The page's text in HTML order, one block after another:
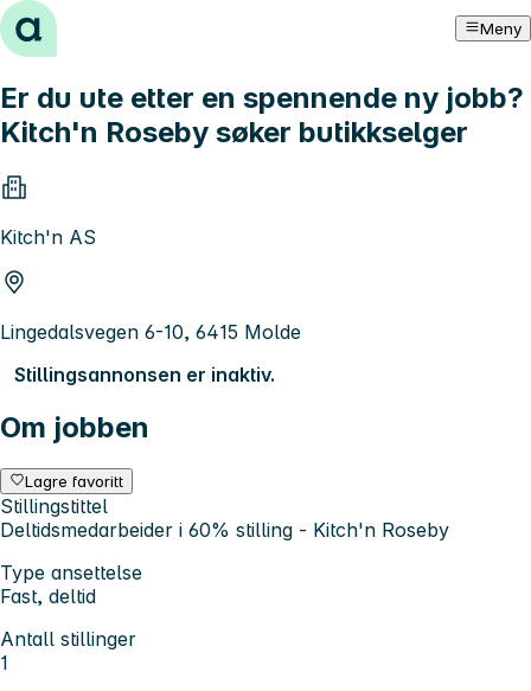
Hopp til innhold Meny
Er du ute etter en spennende ny jobb?
Kitch'n Roseby søker butikkselger
Kitch'n AS
Lingedalsvegen 6-10, 6415 Molde
Stillingsannonsen er inaktiv.
Om jobben
Lagre favoritt
Stillingstittel
Deltidsmedarbeider i 60% stilling - Kitch'n Roseby
Type ansettelse
Fast, deltid
Antall stillinger
1